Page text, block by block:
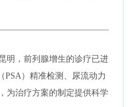
明，前列腺增生的诊疗已进
PSA）精准检测、尿流动力
为治疗方案的制定提供科学